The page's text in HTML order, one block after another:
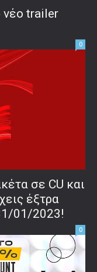
νέο trailer
0
σε CU και
έξτρα
01/2023!
0